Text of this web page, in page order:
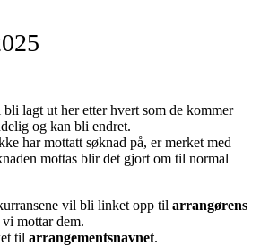
lagt ut her etter hvert som de kommer
og kan bli endret.
har mottatt søknad på, er merket med
mottas blir det gjort om til normal
vil bli linket opp til arrangørens
mottar dem.
til arrangementsnavnet.